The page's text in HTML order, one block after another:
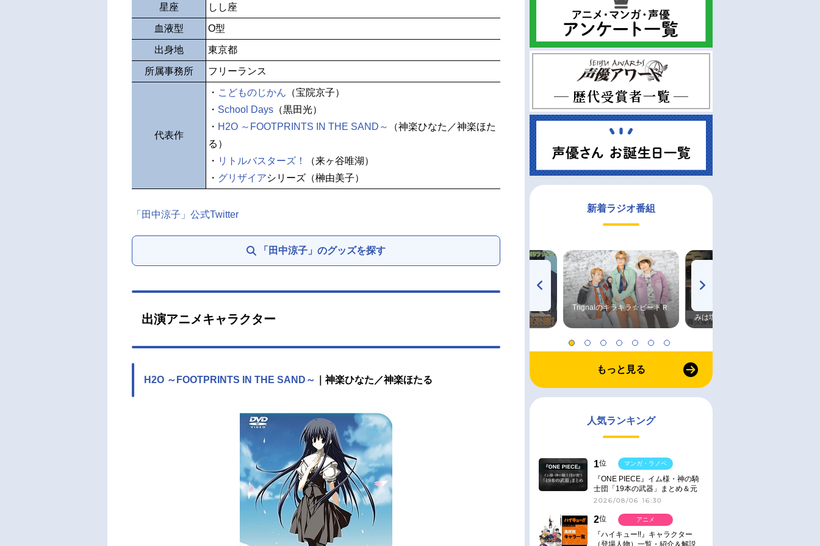
星座 しし座
血液型 O型
出身地 東京都
所属事務所 フリーランス
代表作
・ こどものじかん （宝院京子）
・ School Days （黒田光）
・ H2O ～FOOTPRINTS IN THE SAND～
（神楽ひなた／神楽ほた
る）
・ リトルバスターズ！
（来ヶ谷唯湖）
・ グリザイアシリーズ（榊由美子）
「田中涼子」公式Twitter
「田中涼子」のグッズを探す
出演アニメキャラクター
H2O ～FOOTPRINTS IN THE SAND～ ｜神楽ひなた／神楽ほたる
新着ラジオ番組
Trignalのキラキラ☆ビートＲ
みは塩だけ
もっと見る
人気ランキング
1位
『ONE PIECE』イム様・神の騎
士団「19本の武器」まとめ＆元
ネタ
2026/08/06 16:30
マンガ・ラノベ
2位
『ハイキュー!!』キャラクター
（登場人物）一覧・紹介＆解説
アニメ